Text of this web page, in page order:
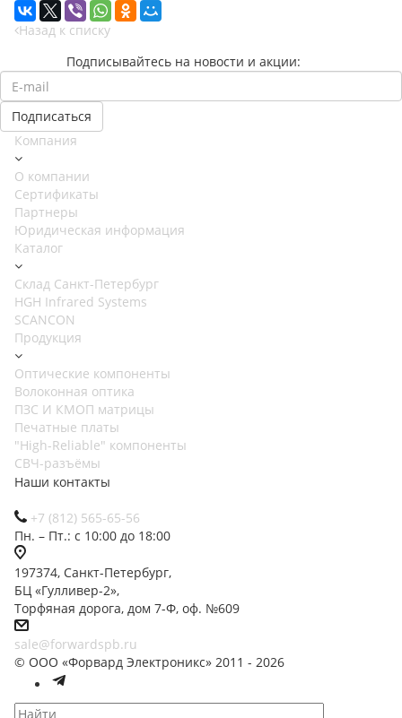
Назад к списку
Подписывайтесь на новости и акции:
Компания
О компании
Сертификаты
Партнеры
Юридическая информация
Каталог
Cклад Санкт-Петербург
HGH Infrared Systems
SCANCON
Продукция
Оптические компоненты
Волоконная оптика
ПЗС И КМОП матрицы
Печатные платы
"High-Reliable" компоненты
СВЧ-разъёмы
Наши контакты
+7 (812) 565-65-56
Пн. – Пт.: с 10:00 до 18:00
197374, Санкт-Петербург,
БЦ «Гулливер-2»,
Торфяная дорога, дом 7-Ф, оф. №609
sale@forwardspb.ru
© ООО «Форвард Электроникс» 2011 - 2026